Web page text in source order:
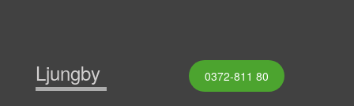
Ljungby 0372-811 80